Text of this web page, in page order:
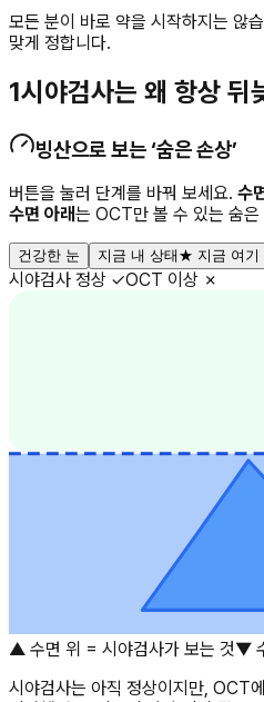
모든 분이 바로 약을 시작하지는 않
맞게 정합니다.
1시야검사는 왜 항상 뒤
빙산으로 보는 ‘숨은 손상’
버튼을 눌러 단계를 바꿔 보세요. 수
수면 아래는 OCT만 볼 수 있는 숨은
건강한 눈 지금 내 상태 ★ 지금 여기
시야검사 정상 ✓OCT 이상 ✗
▲ 수면 위 = 시야검사가 보는 것▼
시야검사는 아직 정상이지만, OCT